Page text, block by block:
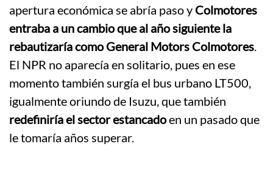
apertura económica se abría paso y Colmotores
entraba a un cambio que al año siguiente la
rebautizaría como General Motors Colmotores.
El NPR no aparecía en solitario, pues en ese
momento también surgía el bus urbano LT500,
igualmente oriundo de Isuzu, que también
redefiniría el sector estancadoen un pasado que
le tomaría años superar.